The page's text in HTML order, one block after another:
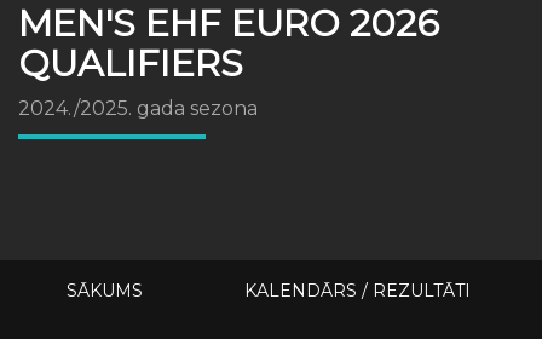
MEN'S EHF EURO 2026
QUALIFIERS
2024./2025. gada sezona
SĀKUMS KALENDĀRS / REZULTĀTI